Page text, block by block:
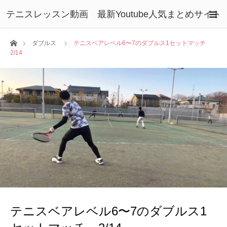
テニスレッスン動画 最新Youtube人気まとめサイト
ホームダブルス
テニスベアレベル6〜7のダブルス1セットマッチ
2/14
テニスベアレベル6〜7のダブルス1